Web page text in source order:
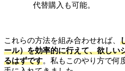
代替購入も可能。
これらの方法を組み合わせれば、
ール）を効率的に行えて、欲しい
るはずです。私もこのやり方で何